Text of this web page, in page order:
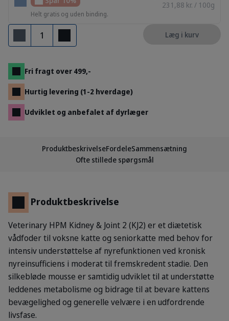
Helt gratis og uden binding.
231,88 kr. / 100g
Fjern
Tilføj
Læg i kurv
Fri fragt over 499,-
Hurtig levering (1-2 hverdage)
Udviklet og anbefalet af dyrlæger
ProduktbeskrivelseFordeleSammensætning
Ofte stillede spørgsmål
Produktbeskrivelse
Veterinary HPM Kidney & Joint 2 (KJ2) er et diætetisk
vådfoder til voksne katte og seniorkatte med behov for
intensiv understøttelse af nyrefunktionen ved kronisk
nyreinsufficiens i moderat til fremskredent stadie. Den
silkebløde mousse er samtidig udviklet til at understøtte
leddenes metabolisme og bidrage til at bevare kattens
bevægelighed og generelle velvære i en udfordrende
livsfase.